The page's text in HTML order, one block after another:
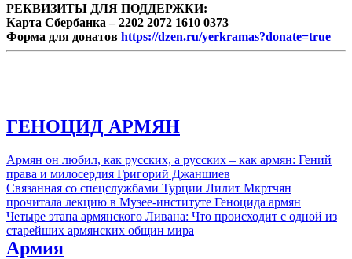
РЕКВИЗИТЫ ДЛЯ ПОДДЕРЖКИ:
Карта Сбербанка – 2202 2072 1610 0373
Форма для донатов https://dzen.ru/yerkramas?donate=true
ГЕНОЦИД АРМЯН
Армян он любил, как русских, а русских – как армян: Гений
права и милосердия Григорий Джаншиев
Связанная со спецслужбами Турции Лилит Мкртчян
прочитала лекцию в Музее-институте Геноцида армян
Четыре этапа армянского Ливана: Что происходит с одной из
старейших армянских общин мира
Армия